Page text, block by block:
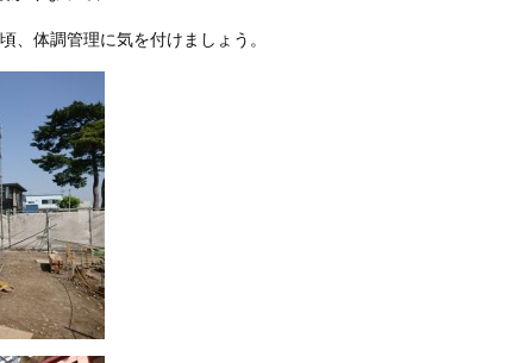
、体調管理に気を付けましょう。